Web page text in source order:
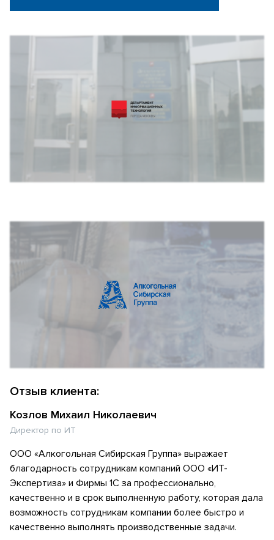
Отзыв клиента:
Козлов Михаил Николаевич
Директор по ИТ
ООО «Алкогольная Сибирская Группа» выражает
благодарность сотрудникам компаний ООО «ИТ-
Экспертиза» и Фирмы 1С за профессионально,
качественно и в срок выполненную работу, которая дала
возможность сотрудникам компании более быстро и
качественно выполнять производственные задачи.